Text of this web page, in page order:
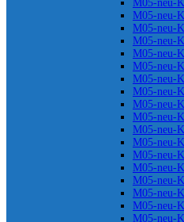
M05-neu-
M05-neu-
M05-neu-
M05-neu-
M05-neu-
M05-neu-
M05-neu-
M05-neu-
M05-neu-
M05-neu-
M05-neu-
M05-neu-
M05-neu-
M05-neu-
M05-neu-
M05-neu-
M05-neu-
M05-neu-